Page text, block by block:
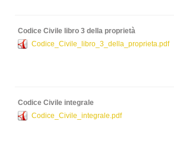
Codice Civile libro 3 della proprietà
Codice_Civile_libro_3_della_proprieta.pdf
Codice Civile integrale
Codice_Civile_integrale.pdf